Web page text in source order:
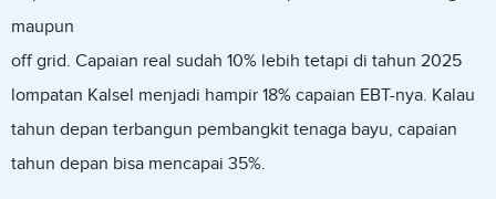
maupun
off grid. Capaian real sudah 10% lebih tetapi di tahun 2025
lompatan Kalsel menjadi hampir 18% capaian EBT-nya. Kalau
tahun depan terbangun pembangkit tenaga bayu, capaian
tahun depan bisa mencapai 35%.